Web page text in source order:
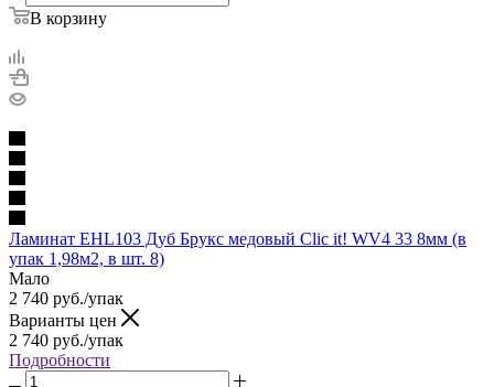
В корзину
Ламинат EHL103 Дуб Брукс медовый Сlic it! WV4 33 8мм (в
упак 1,98м2, в шт. 8)
Мало
2 740 руб./упак
Варианты цен
2 740 руб./упак
Подробности